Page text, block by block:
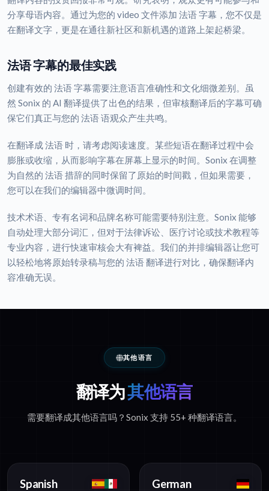
分享母语内容。通过为您的 video 文件添加 法语 字幕，您不仅是
在翻译文字，更是在通往新社区和新机遇的道路上架起桥梁。
法语 字幕的最佳实践
创建有效的 法语 字幕需要注意语言准确性和文化细微差别。虽
然 Sonix 的 AI 翻译提供了出色的结果，但审核翻译后的字幕可确
保它们真正与您的 法语 语观众产生共鸣。
在翻译成 法语 时，请考虑阅读速度。某些短语在翻译过程中会
膨胀或收缩，从而影响字幕在屏幕上显示的时间。Sonix 在调整
为自然的 法语 措辞的同时保留了原始的时间戳，但如果需要，
您可以在我们的编辑器中微调时间。
技术术语、专有名词和品牌名称可能需要特别注意。Sonix 能够
自动处理大部分词汇，但对于法律诉讼、医疗讨论或技术教程等
专业内容，进行快速审核会大有裨益。我们的并排编辑器让您可
以轻松地将原始转录稿与您的 法语 翻译进行对比，确保翻译内
容准确无误。
其他语言
翻译为其他语言
需要翻译成其他语言吗？Sonix 支持 55+ 种翻译语言。
Spanish German